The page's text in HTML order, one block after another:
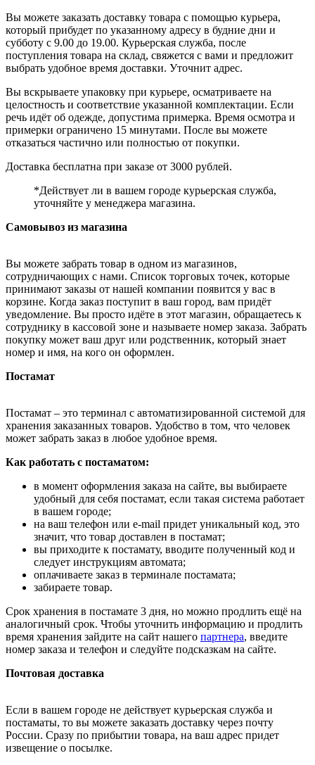
Вы можете заказать доставку товара с помощью курьера,
который прибудет по указанному адресу в будние дни и
субботу с 9.00 до 19.00. Курьерская служба, после
поступления товара на склад, свяжется с вами и предложит
выбрать удобное время доставки. Уточнит адрес.
Вы вскрываете упаковку при курьере, осматриваете на
целостность и соответствие указанной комплектации. Если
речь идёт об одежде, допустима примерка. Время осмотра и
примерки ограничено 15 минутами. После вы можете
отказаться частично или полностью от покупки.
Доставка бесплатна при заказе от 3000 рублей.
*Действует ли в вашем городе курьерская служба,
уточняйте у менеджера магазина.
Самовывоз из магазина
Вы можете забрать товар в одном из магазинов,
сотрудничающих с нами. Список торговых точек, которые
принимают заказы от нашей компании появится у вас в
корзине. Когда заказ поступит в ваш город, вам придёт
уведомление. Вы просто идёте в этот магазин, обращаетесь к
сотруднику в кассовой зоне и называете номер заказа. Забрать
покупку может ваш друг или родственник, который знает
номер и имя, на кого он оформлен.
Постамат
Постамат – это терминал с автоматизированной системой для
хранения заказанных товаров. Удобство в том, что человек
может забрать заказ в любое удобное время.
Как работать с постаматом:
в момент оформления заказа на сайте, вы выбираете
удобный для себя постамат, если такая система работает
в вашем городе;
на ваш телефон или e-mail придет уникальный код, это
значит, что товар доставлен в постамат;
вы приходите к постамату, вводите полученный код и
следует инструкциям автомата;
оплачиваете заказ в терминале постамата;
забираете товар.
Срок хранения в постамате 3 дня, но можно продлить ещё на
аналогичный срок. Чтобы уточнить информацию и продлить
время хранения зайдите на сайт нашего партнера, введите
номер заказа и телефон и следуйте подсказкам на сайте.
Почтовая доставка
Если в вашем городе не действует курьерская служба и
постаматы, то вы можете заказать доставку через почту
России. Сразу по прибытии товара, на ваш адрес придет
извещение о посылке.